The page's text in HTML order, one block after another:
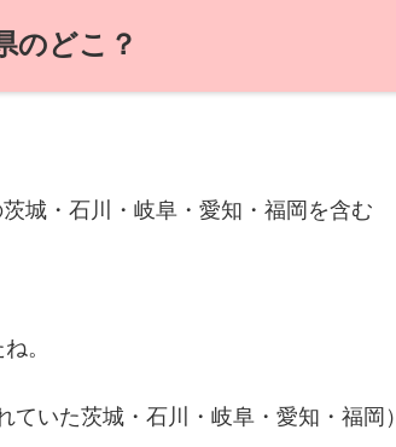
のどこ？
城・石川・岐阜・愛知・福岡を含む
。
いた茨城・石川・岐阜・愛知・福岡）